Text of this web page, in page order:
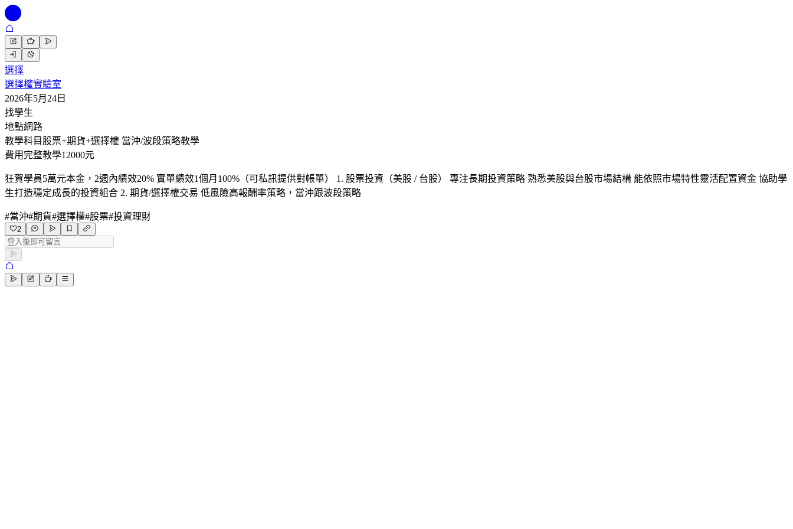
選擇
選擇權實驗室
2026年5月24日
找學生
地點網路
教學科目 股票+期貨+選擇權 當沖/波段策略教學
費用完整教學12000元
狂賀學員5萬元本金，2週內績效20% 實單績效1個月100%（可私訊提供對帳單） 1. 股票投資（美股 / 台股） 專注長期投資策略 熟悉美股與台股市場結構 能依照市場特性靈活配置資金 協助學
生打造穩定成長的投資組合 2. 期貨/選擇權交易 低風險高報酬率策略，當沖跟波段策略
#當沖#期貨#選擇權#股票#投資理財
2